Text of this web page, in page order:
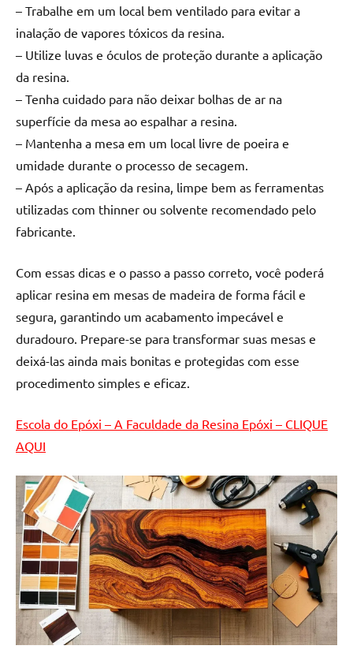
de
resinada
qualidade,
como
as
populares
River
mesas
de
resinadas.
– Trabalhe em um local bem ventilado para evitar a
inalação de vapores tóxicos da resina.
– Utilize luvas e óculos de proteção durante a aplicação
da resina.
– Tenha cuidado para não deixar bolhas de ar na
superfície da mesa ao espalhar a resina.
– Mantenha a mesa em um local livre de poeira e
umidade durante o processo de secagem.
– Após a aplicação da resina, limpe bem as ferramentas
utilizadas com thinner ou solvente recomendado pelo
fabricante.
Com essas dicas e o passo a passo correto, você poderá
aplicar resina em mesas de madeira de forma fácil e
segura, garantindo um acabamento impecável e
duradouro. Prepare-se para transformar suas mesas e
deixá-las ainda mais bonitas e protegidas com esse
procedimento simples e eficaz.
Escola do Epóxi – A Faculdade da Resina Epóxi – CLIQUE
AQUI